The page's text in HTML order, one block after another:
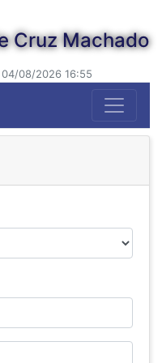
Cruz Machado
08/2026 16:55